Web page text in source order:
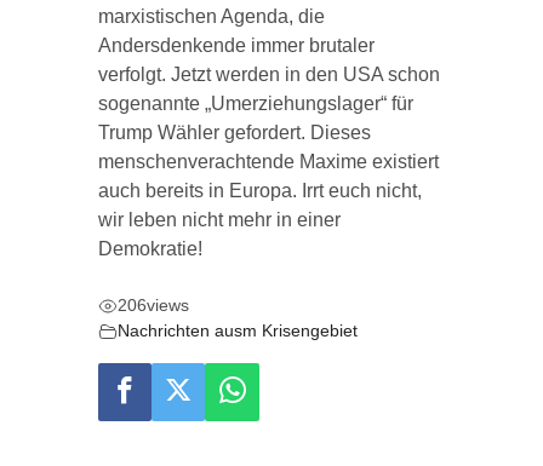
marxistischen Agenda, die
Andersdenkende immer brutaler
verfolgt. Jetzt werden in den USA schon
sogenannte „Umerziehungslager“ für
Trump Wähler gefordert. Dieses
menschenverachtende Maxime existiert
auch bereits in Europa. Irrt euch nicht,
wir leben nicht mehr in einer
Demokratie!
206views
Nachrichten ausm Krisengebiet